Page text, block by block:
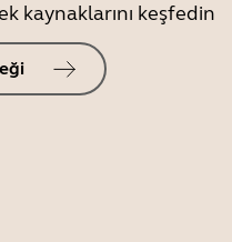
kaynaklarını keşfedin